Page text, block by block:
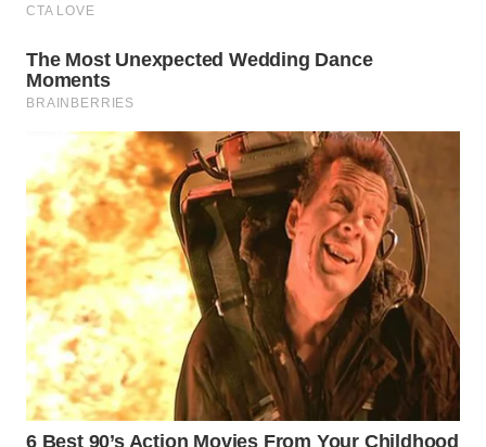
MAJALENGKA
WN
SUBANG
WN
SUKABUMI
WN
PURWAKARTA
WN
PRIANGAN
TIMUR